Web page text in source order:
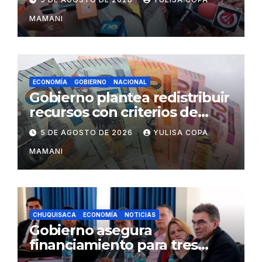
Palmasola
MAMANI
ECONOMÍA GOBIERNO NACIONAL
Gobierno plantea redistribuir
recursos con criterios de
eficiencia y esfuerzo fiscal
5 DE AGOSTO DE 2026 YULISA COPA
MAMANI
CHUQUISACA ECONOMÍA NOTICIAS
Gobierno asegura
financiamiento para tres